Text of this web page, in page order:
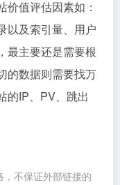
值评估因素如：
以及索引量、用户
最主要还是需要根
的数据则需要找万
的IP、PV、跳出
不保证外部链接的